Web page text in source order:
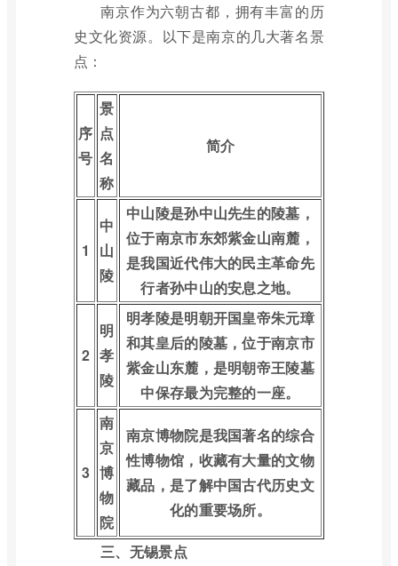
南京作为六朝古都，拥有丰富的历
史文化资源。以下是南京的几大著名景
点：
序
号
景
点
名
称
简介
1
中
山
陵
中山陵是孙中山先生的陵墓，
位于南京市东郊紫金山南麓，
是我国近代伟大的民主革命先
行者孙中山的安息之地。
2
明
孝
陵
明孝陵是明朝开国皇帝朱元璋
和其皇后的陵墓，位于南京市
紫金山东麓，是明朝帝王陵墓
中保存最为完整的一座。
3
南
京
博
物
院
南京博物院是我国著名的综合
性博物馆，收藏有大量的文物
藏品，是了解中国古代历史文
化的重要场所。
三、无锡景点